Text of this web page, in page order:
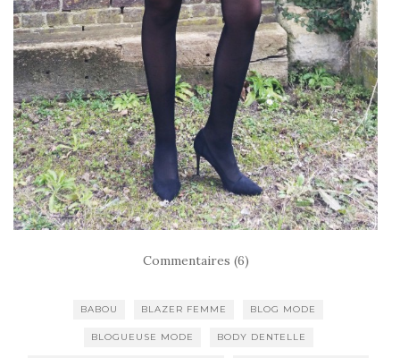
Commentaires (6)
BABOU BLAZER FEMME BLOG MODE
BLOGUEUSE MODE BODY DENTELLE